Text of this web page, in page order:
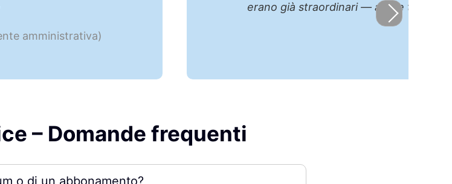
in un unico installer è un vantaggio enorme!»
– Domande frequenti
o di un abbonamento?